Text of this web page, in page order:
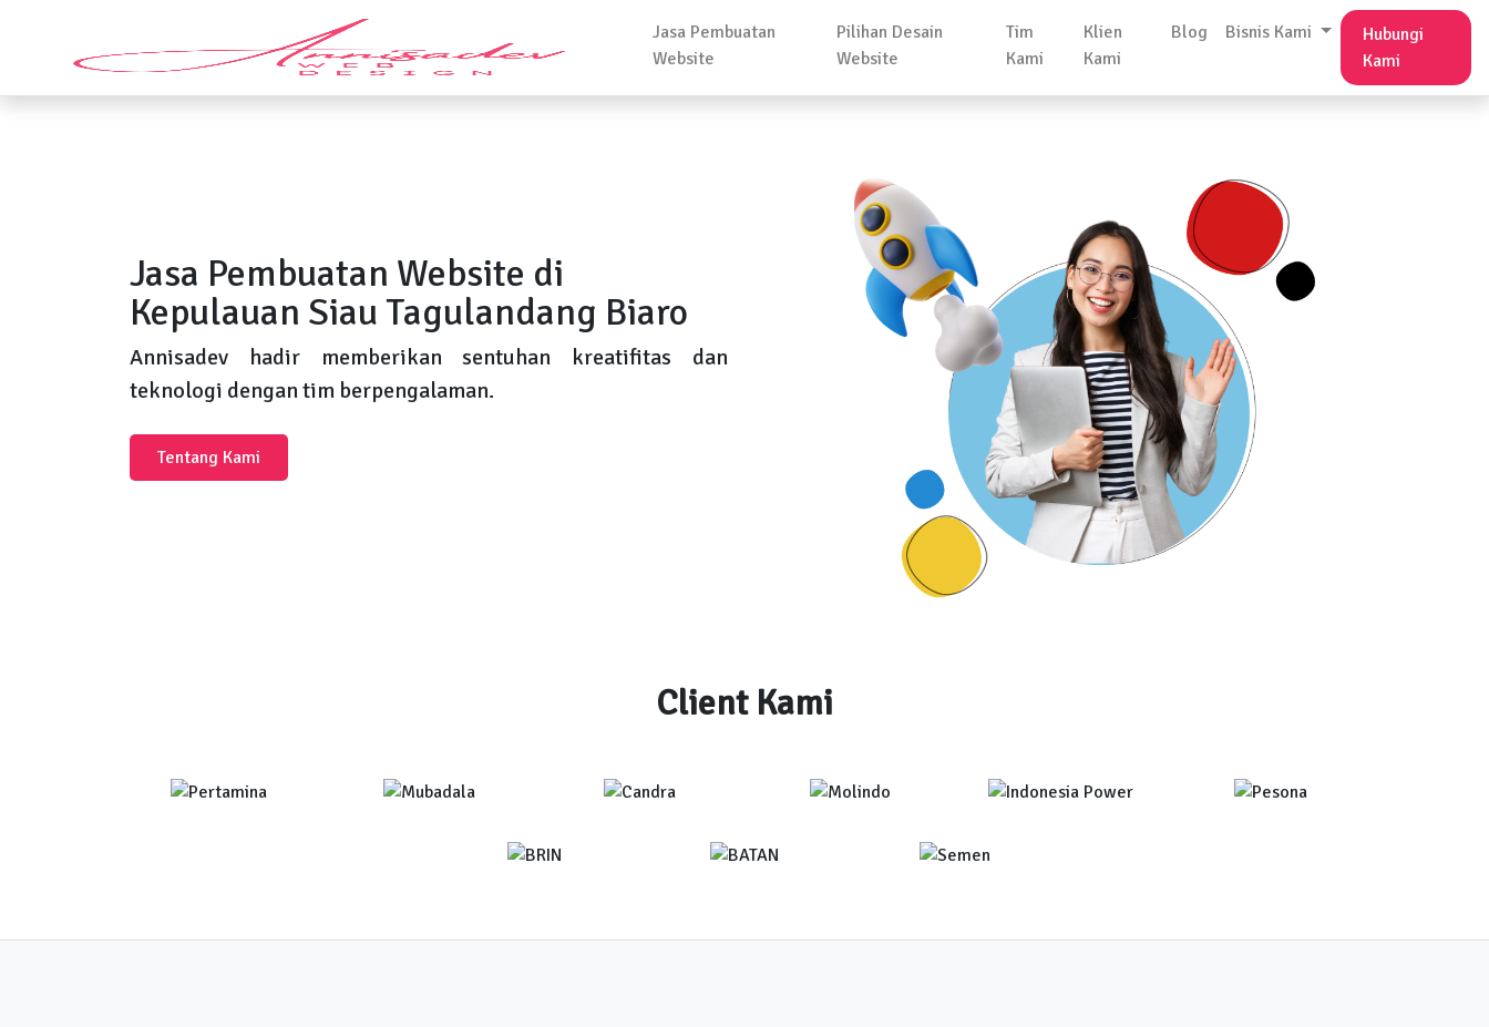
Jasa Pembuatan
Website
Pilihan Desain
Website
Tim
Kami
Klien
Kami
Blog Bisnis Kami
Hubungi
Kami
Jasa Pembuatan Website di
Kepulauan Siau Tagulandang Biaro
Annisadev hadir memberikan sentuhan kreatifitas dan
teknologi dengan tim berpengalaman.
Tentang Kami
Client Kami